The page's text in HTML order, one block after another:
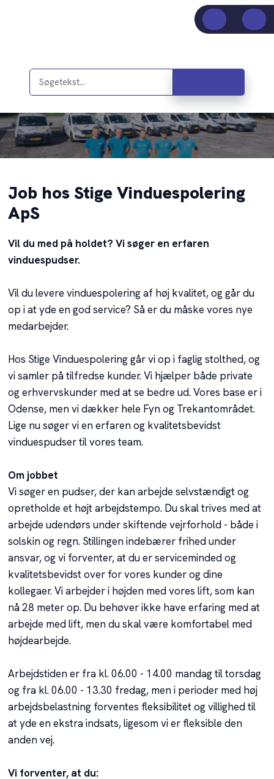
Job hos Stige Vinduespolering
ApS​
Vil du med på holdet? Vi søger en erfaren
vinduespudser.
Vil du levere vinduespolering af høj kvalitet, og går du
op i at yde en god service? Så er du måske vores nye
medarbejder.
Hos Stige Vinduespolering går vi op i faglig stolthed, og
vi samler på tilfredse kunder. Vi hjælper både private
og erhvervskunder med at se bedre ud. Vores base er i
Odense, men vi dækker hele Fyn og Trekantområdet.
Lige nu søger vi en erfaren og kvalitetsbevidst
vinduespudser til vores team.
Om jobbet
Vi søger en pudser, der kan arbejde selvstændigt og
opretholde et højt arbejdstempo. Du skal trives med at
arbejde udendørs under skiftende vejrforhold - både i
solskin og regn. Stillingen indebærer frihed under
ansvar, og vi forventer, at du er serviceminded og
kvalitetsbevidst over for vores kunder og dine
kollegaer. Vi arbejder i højden med vores lift, som kan
nå 28 meter op. Du behøver ikke have erfaring med at
arbejde med lift, men du skal være komfortabel med
højdearbejde.​
Arbejdstiden er fra kl. 06.00 - 14.00 mandag til torsdag
og fra kl. 06.00 - 13.30 fredag, men i perioder med høj
arbejdsbelastning forventes fleksibilitet og villighed til
at yde en ekstra indsats, ligesom vi er fleksible den
anden vej.
Vi forventer, at du: